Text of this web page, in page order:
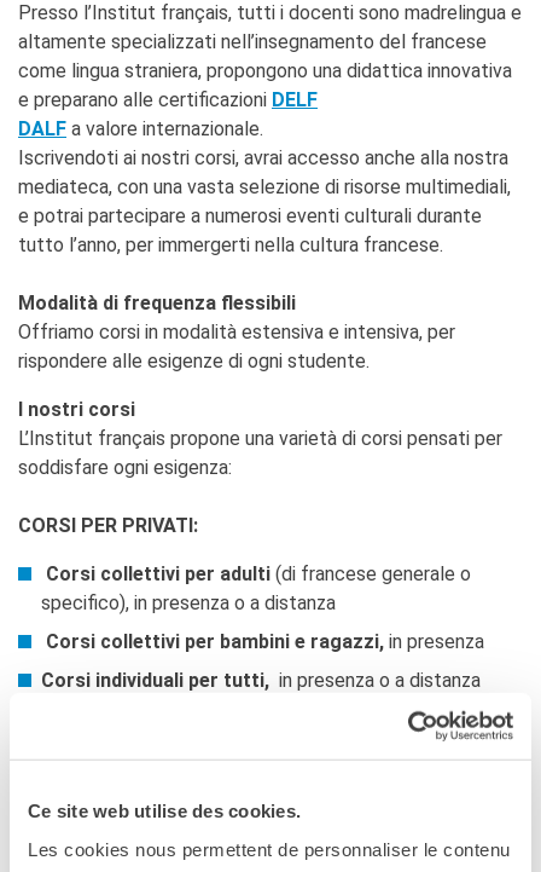
Ce site web utilise des cookies.
Les cookies nous permettent de personnaliser le contenu
Presso l’Institut français, tutti i docenti sono madrelingua e
altamente specializzati nell’insegnamento del francese
come lingua straniera, propongono una didattica innovativa
e preparano alle certificazioni DELF
DALF a valore internazionale.
Iscrivendoti ai nostri corsi, avrai accesso anche alla nostra
mediateca, con una vasta selezione di risorse multimediali,
e potrai partecipare a numerosi eventi culturali durante
tutto l’anno, per immergerti nella cultura francese.
Modalità di frequenza flessibili
Offriamo corsi in modalità estensiva e intensiva, per
rispondere alle esigenze di ogni studente.
I nostri corsi
L’Institut français propone una varietà di corsi pensati per
soddisfare ogni esigenza:
CORSI PER PRIVATI:
Corsi collettivi per adulti (di francese generale o
specifico), in presenza o a distanza
Corsi collettivi per bambini e ragazzi,in presenza
Corsi individuali per tutti, in presenza o a distanza
CORSI PER AZIENDE:
Corsi presso le aziende(individuali o di gruppo)
Corsi a distanza(individuali o di gruppo)